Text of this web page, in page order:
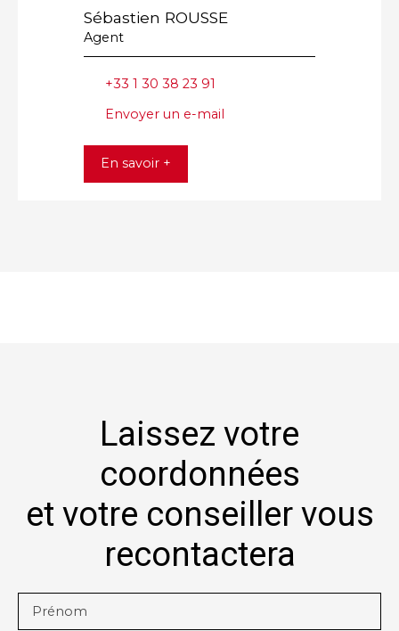
Sébastien ROUSSE
Agent
+33 1 30 38 23 91
Envoyer un e-mail
En savoir +
Laissez votre
coordonnées
et votre conseiller vous
recontactera
Prénom